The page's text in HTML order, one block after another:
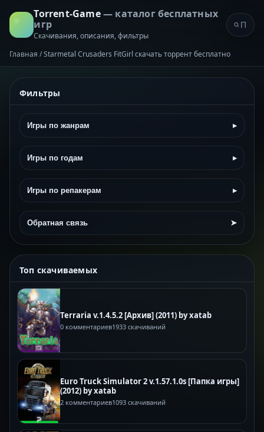
Torrent-Game— каталог бесплатных
игр
Скачивания, описания, фильтры
Главная /Starmetal Crusaders FitGirl скачать торрент бесплатно
Фильтры
Игры по жанрам ▸
Игры по годам ▸
Игры по репакерам ▸
Обратная связь ➤
Топ скачиваемых
Terraria v.1.4.5.2 [Архив] (2011) by xatab
0 комментариев1933 скачиваний
Euro Truck Simulator 2 v.1.57.1.0s [Папка игры]
(2012) by xatab
2 комментариев1093 скачиваний